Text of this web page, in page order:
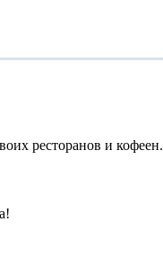
ресторанов и кофеен.